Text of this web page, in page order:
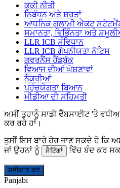
ਕੂਕੀ ਨੀਤੀ
ਨਿਬੰਧਨ ਅਤੇ ਸ਼ਰਤਾਂ
ਆਧੁਨਿਕ ਗੁਲਾਮੀ ਐਕਟ
ਸਮਾਨਤਾ, ਵਿਭਿੰਨਤਾ ਅਤੇ
LLR ICB ਸੰਵਿਧਾਨ
LLR ICB ਗੋਪਨੀਯਤਾ ਨੋਟਿਸ
ਗਵਰਨੈਂਸ ਹੈਂਡਬੁੱਕ
ਵਿਆਜ ਦੀਆਂ ਘੋਸ਼ਣਾਵਾਂ
ਨੌਕਰੀਆਂ
ਪਹੁੰਚਯੋਗਤਾ ਬਿਆਨ
ਮੀਡੀਆ ਦੀ ਸਹਿਮਤੀ
ਅਸੀਂ ਤੁਹਾਨੂੰ ਸਾਡੀ ਵੈੱਬਸਾਈਟ 'ਤੇ
ਕਰ ਰਹੇ ਹਾਂ।
ਤੁਸੀਂ ਇਸ ਬਾਰੇ ਹੋਰ ਜਾਣ ਸਕਦੇ ਹੋ ਕਿ
ਜਾਂ ਉਹਨਾਂ ਨੂੰ
ਸੈਟਿੰਗਾਂ ਵਿੱਚ ਬੰਦ ਕਰ
ਸਵੀਕਾਰ ਕਰੋ
Panjabi